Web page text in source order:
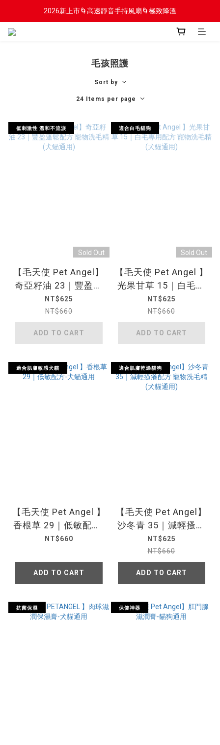
2026新上市🌀高速靜音手持風扇🌀極致降溫
2026新上市🌀高速靜音手持風扇🌀極致降溫
毛孩照護
Sort by
24 Items per page
低刺激性 溫和不流淚
Sold Out
【毛天使 Pet Angel】
奇亞籽油 23｜豐盈蓬
鬆配方 寵物洗毛精 (犬
貓通用)
NT$625
NT$660
ADD TO CART
適合白毛貓狗
Sold Out
【毛天使 Pet Angel 】
光果甘草 15｜白毛專
用配方 寵物洗毛精 (犬
貓通用)
NT$625
NT$660
ADD TO CART
適合肌膚敏感犬貓
【毛天使 Pet Angel 】
香根草 29｜低敏配方-
犬貓通用
NT$660
ADD TO CART
適合肌膚乾燥貓狗
【毛天使 Pet Angel】
沙冬青 35｜減輕搔癢
配方 寵物洗毛精 (犬貓
通用)
NT$625
NT$660
ADD TO CART
抗菌保濕 保健神器